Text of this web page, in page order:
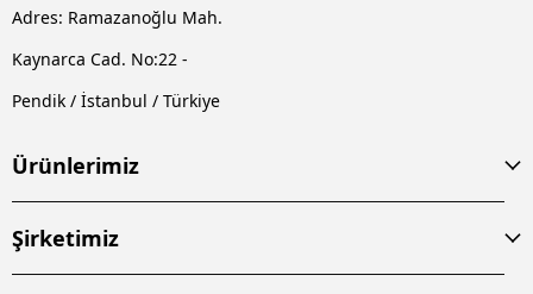
Adres: Ramazanoğlu Mah.
Kaynarca Cad. No:22 -
Pendik / İstanbul / Türkiye
Ürünlerimiz
Şirketimiz